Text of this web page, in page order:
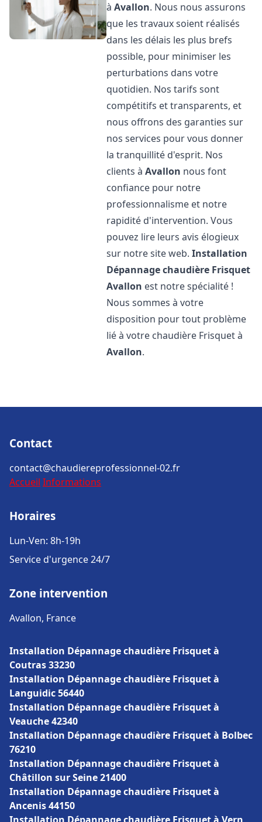
àAvallon. Nous nous assurons
que les travaux soient réalisés
dans les délais les plus brefs
possible, pour minimiser les
perturbations dans votre
quotidien. Nos tarifs sont
compétitifs et transparents, et
nous offrons des garanties sur
nos services pour vous donner
la tranquillité d'esprit. Nos
clients àAvallon nous font
confiance pour notre
professionnalisme et notre
rapidité d'intervention. Vous
pouvez lire leurs avis élogieux
sur notre site web.Installation
Dépannage chaudière Frisquet
Avallon est notre spécialité !
Nous sommes à votre
disposition pour tout problème
lié à votre chaudière Frisquet à
Avallon.
Contact
contact@chaudiereprofessionnel-02.fr
Accueil Informations
Horaires
Lun-Ven: 8h-19h
Service d'urgence 24/7
Zone intervention
Avallon, France
Installation Dépannage chaudière Frisquet à
Coutras 33230
Installation Dépannage chaudière Frisquet à
Languidic 56440
Installation Dépannage chaudière Frisquet à
Veauche 42340
Installation Dépannage chaudière Frisquet à Bolbec
76210
Installation Dépannage chaudière Frisquet à
Châtillon sur Seine 21400
Installation Dépannage chaudière Frisquet à
Ancenis 44150